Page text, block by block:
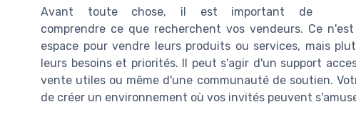
Avant toute chose, il est important de
comprendre ce que recherchent vos vendeurs. Ce
espace pour vendre leurs produits ou services, mais
leurs besoins et priorités. Il peut s'agir d'un support
vente utiles ou même d'une communauté de soutien.
de créer un environnement où vos invités peuvent